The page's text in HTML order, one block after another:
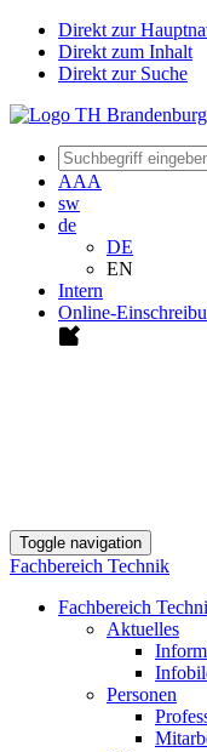
Direkt zur
Direkt zum Inhalt
Direkt zur Suche
AAA
sw
de
DE
EN
Intern
Online-
Toggle navigation
Fachbereich Technik
Fachbereich
Aktuelles
Personen